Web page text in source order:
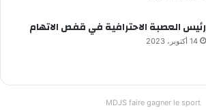
رئيس العصبة الاحترافية في قفص الاتهام
14 أكتوبر، 2023
MDJS faire gagner le sport